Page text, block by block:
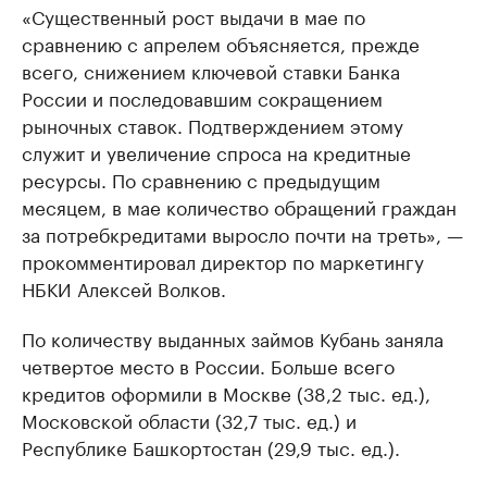
«Существенный рост выдачи в мае по
сравнению с апрелем объясняется, прежде
всего, снижением ключевой ставки Банка
России и последовавшим сокращением
рыночных ставок. Подтверждением этому
служит и увеличение спроса на кредитные
ресурсы. По сравнению с предыдущим
месяцем, в мае количество обращений граждан
за потребкредитами выросло почти на треть», —
прокомментировал директор по маркетингу
НБКИ Алексей Волков.
По количеству выданных займов Кубань заняла
четвертое место в России. Больше всего
кредитов оформили в Москве (38,2 тыс. ед.),
Московской области (32,7 тыс. ед.) и
Республике Башкортостан (29,9 тыс. ед.).